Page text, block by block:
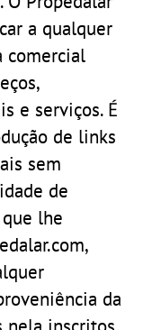
a qualquer
comercial
e serviços. É
de links
sem
de
lhe
da